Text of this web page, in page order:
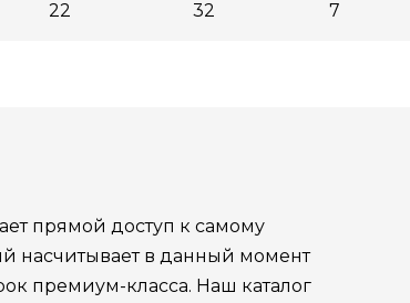
22 32 7
прямой доступ к самому
насчитывает в данный момент
премиум-класса. Наш каталог